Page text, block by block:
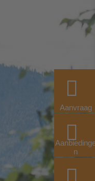
Aanvraag
n